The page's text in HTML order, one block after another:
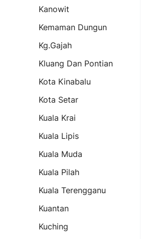
Kanowit
Kemaman Dungun
Kg.gajah
Kluang Dan Pontian
Kota Kinabalu
Kota Setar
Kuala Krai
Kuala Lipis
Kuala Muda
Kuala Pilah
Kuala Terengganu
Kuantan
Kuching